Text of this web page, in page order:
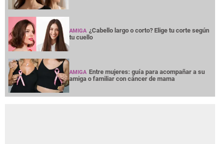
AMIGA ¿Cabello largo o corto? Elige tu corte según
tu cuello
AMIGA Entre mujeres: guía para acompañar a su
amiga o familiar con cáncer de mama